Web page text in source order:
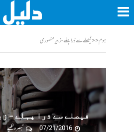
ہوم<<فیصلے سے ذرا پہلے - زبیر منصوری
فیصلے سے ذرا پہلے –
07/21/2016
تبصرہ لکھیے